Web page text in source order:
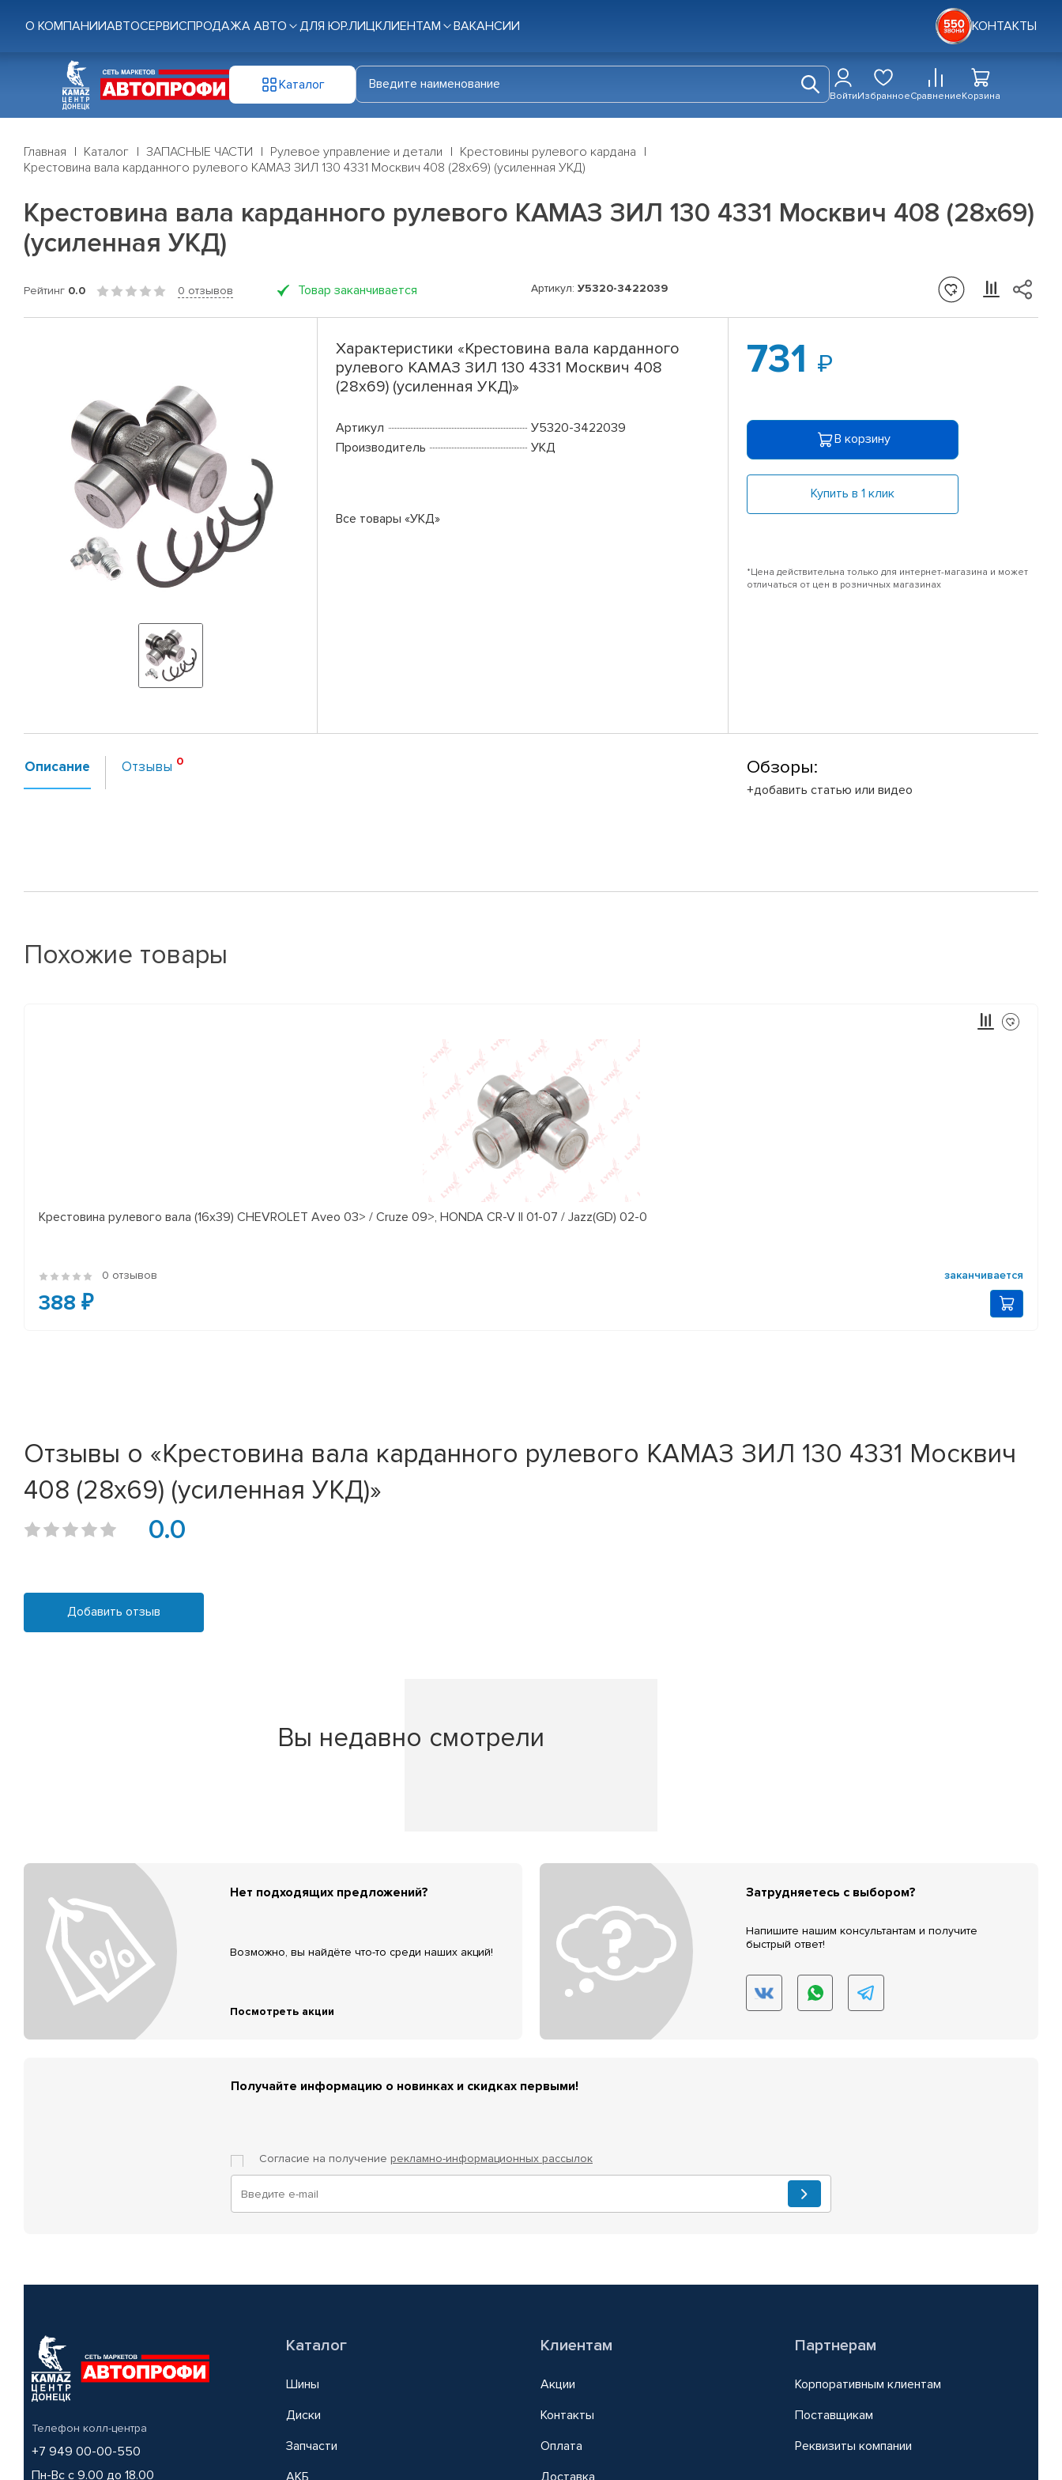
О КОМПАНИИАВТОСЕРВИСПРОДАЖА АВТО ДЛЯ ЮР.ЛИЦКЛИЕНТАМ ВАКАНСИИ КОНТАКТЫ
Каталог
ВойтиИзбранноеСравнениеКорзина
Главная Каталог ЗАПАСНЫЕ ЧАСТИ Рулевое управление и детали
Крестовины рулевого кардана
Крестовина вала карданного рулевого КАМАЗ ЗИЛ 130 4331 Москвич 408 (28х69) (усиленная УКД)
Крестовина вала карданного рулевого КАМАЗ ЗИЛ 130 4331 Москвич 408 (28х69)
(усиленная УКД)
Рейтинг 0.0 0 отзывов Товар заканчивается Артикул: У5320-3422039
Характеристики «Крестовина вала карданного
рулевого КАМАЗ ЗИЛ 130 4331 Москвич 408
(28х69) (усиленная УКД)»
Артикул
У5320-3422039
Производитель
УКД
Все товары «УКД»
731
В корзину
Купить в 1 клик
*Цена действительна только для интернет-магазина и может
отличаться от цен в розничных магазинах
Описание Отзывы Обзоры:
+добавить статью или видео
Похожие товары
Крестовина рулевого вала (16x39) CHEVROLET Aveo 03> / Cruze 09>, HONDA CR-V II 01-07 / Jazz(GD) 02-0
0 отзывов заканчивается
388 ₽
Отзывы о «Крестовина вала карданного рулевого КАМАЗ ЗИЛ 130 4331 Москвич
408 (28х69) (усиленная УКД)»
0.0
Добавить отзыв
Вы недавно смотрели
Нет подходящих предложений?
Возможно, вы найдёте что-то среди наших акций!
Посмотреть акции
Затрудняетесь с выбором?
Напишите нашим консультантам и получите
быстрый ответ!
Получайте информацию о новинках и скидках первыми!
Согласие на получение рекламно-информационных рассылок
Телефон колл-центра
+7 949 00-00-550
Пн-Вс с 9.00 до 18.00
Каталог
Шины
Диски
Запчасти
АКБ
Клиентам
Акции
Контакты
Оплата
Доставка
Партнерам
Корпоративным клиентам
Поставщикам
Реквизиты компании